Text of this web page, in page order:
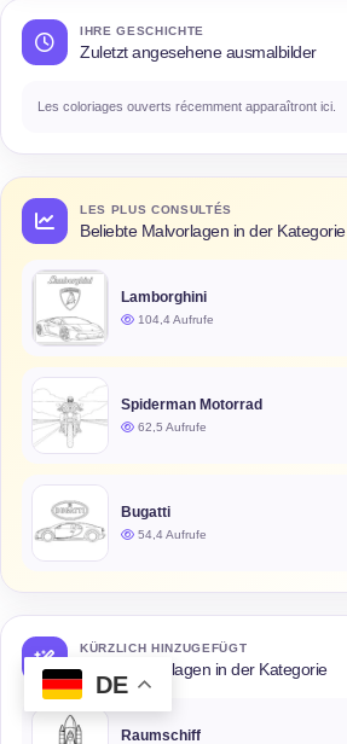
IHRE GESCHICHTE
Zuletzt angesehene ausmalbilder
Les coloriages ouverts récemment apparaîtront ici.
LES PLUS CONSULTÉS
Beliebte Malvorlagen in der Kategorie
Lamborghini
104,4 Aufrufe
Spiderman Motorrad
62,5 Aufrufe
Bugatti
54,4 Aufrufe
KÜRZLICH HINZUGEFÜGT
Neue Malvorlagen in der Kategorie
Raumschiff
DE